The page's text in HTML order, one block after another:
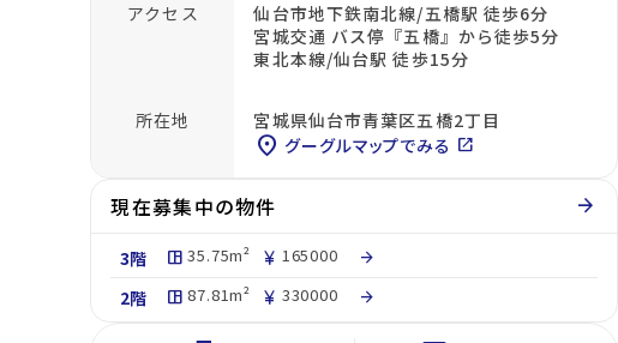
アクセス
仙台市地下鉄南北線/五橋駅 徒歩6分
宮城交通 バス停『五橋』から徒歩5分
東北本線/仙台駅 徒歩15分
所在地 宮城県仙台市青葉区五橋2丁目
location_on グーグルマップでみる open_in_new
現在募集中の物件 arrow_forward
3階 space_dashboard 35.75m² currency_yen 165000
arrow_forward
2階
space_dashboard 87.81m² currency_yen 330000 arrow_forward